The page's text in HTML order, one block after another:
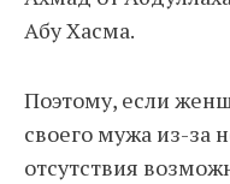
Абу Хасма.
Поэтому, если
своего мужа из-за
отсутствия